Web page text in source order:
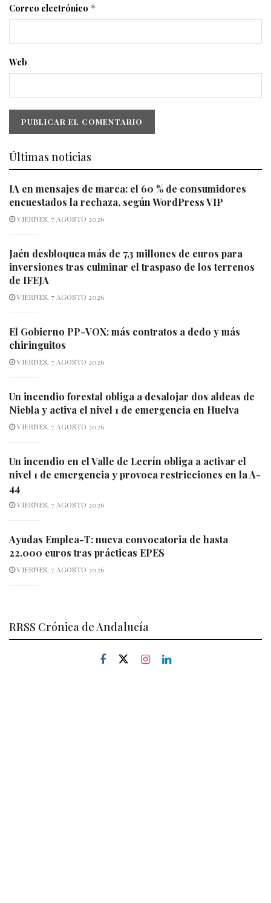
Correo electrónico *
Web
Últimas noticias
IA en mensajes de marca: el 60 % de consumidores
encuestados la rechaza, según WordPress VIP
VIERNES, 7 AGOSTO 2026
Jaén desbloquea más de 7,3 millones de euros para
inversiones tras culminar el traspaso de los terrenos
de IFEJA
VIERNES, 7 AGOSTO 2026
El Gobierno PP-VOX: más contratos a dedo y más
chiringuitos
VIERNES, 7 AGOSTO 2026
Un incendio forestal obliga a desalojar dos aldeas de
Niebla y activa el nivel 1 de emergencia en Huelva
VIERNES, 7 AGOSTO 2026
Un incendio en el Valle de Lecrín obliga a activar el
nivel 1 de emergencia y provoca restricciones en la A-
44
VIERNES, 7 AGOSTO 2026
Ayudas Emplea-T: nueva convocatoria de hasta
22.000 euros tras prácticas EPES
VIERNES, 7 AGOSTO 2026
RRSS Crónica de Andalucía